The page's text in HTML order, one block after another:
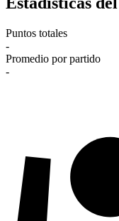
Puntos totales
-
Promedio por partido
-